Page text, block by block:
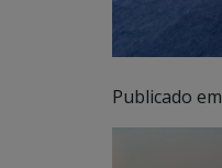
Publicado em